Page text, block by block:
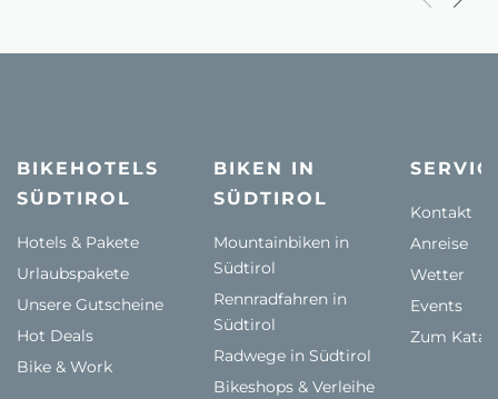
BIKEHOTELS
SÜDTIROL
Hotels & Pakete
Urlaubspakete
Unsere Gutscheine
Hot Deals
Bike & Work
BIKEN IN
SÜDTIROL
Mountainbiken in
Südtirol
Rennradfahren in
Südtirol
Radwege in Südtirol
Bikeshops & Verleihe
Kontakt
Anreise
Wetter
Events
Zum